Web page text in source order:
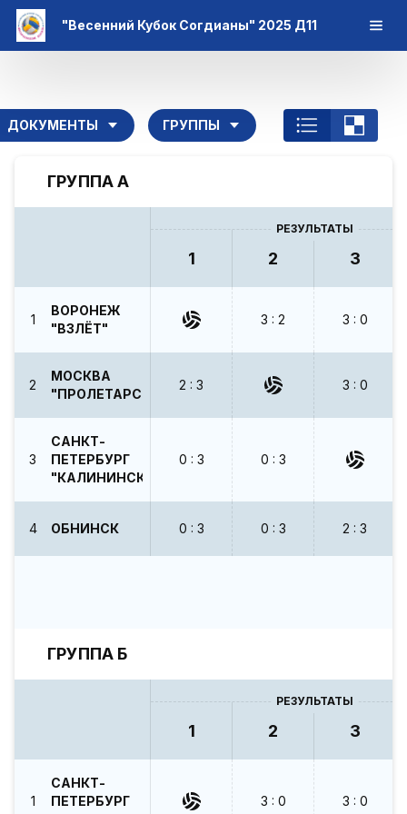
"Весенний Кубок Согдианы" 2025 Д11
ДОКУМЕНТЫ ГРУППЫ
ГРУППА А
РЕЗУЛЬТАТЫ
1 2 3
1
ВОРОНЕЖ
"ВЗЛЁТ"
3 : 2 3 : 0
2
МОСКВА
"ПРОЛЕТАРСКАЯ"
2 : 3 3 : 0
3
САНКТ-
ПЕТЕРБУРГ
"КАЛИНИНСКАЯ"
0 : 3 0 : 3
4 ОБНИНСК 0 : 3 0 : 3 2 : 3
ГРУППА Б
РЕЗУЛЬТАТЫ
1 2 3
1
САНКТ-
ПЕТЕРБУРГ
3 : 0 3 : 0